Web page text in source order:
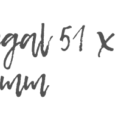
51 x